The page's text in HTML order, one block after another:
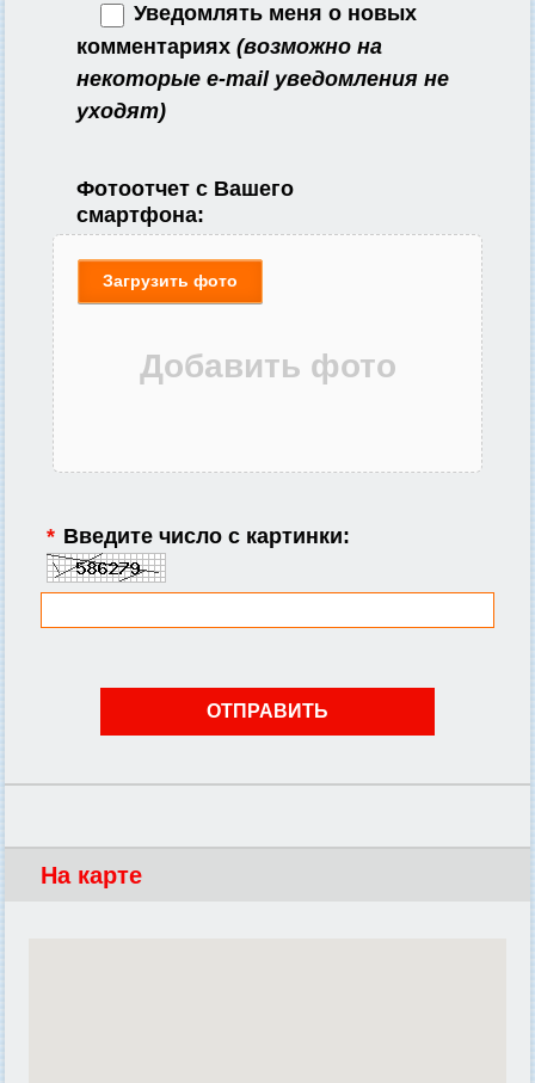
Уведомлять меня о новых
комментариях (возможно на
некоторые e-mail уведомления не
уходят)
Фотоотчет с Вашего
смартфона:
Загрузить фото
* Введите число с картинки:
На карте